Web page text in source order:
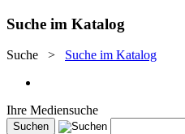
Suche im Katalog
Suche > Suche im Katalog
Ihre Mediensuche